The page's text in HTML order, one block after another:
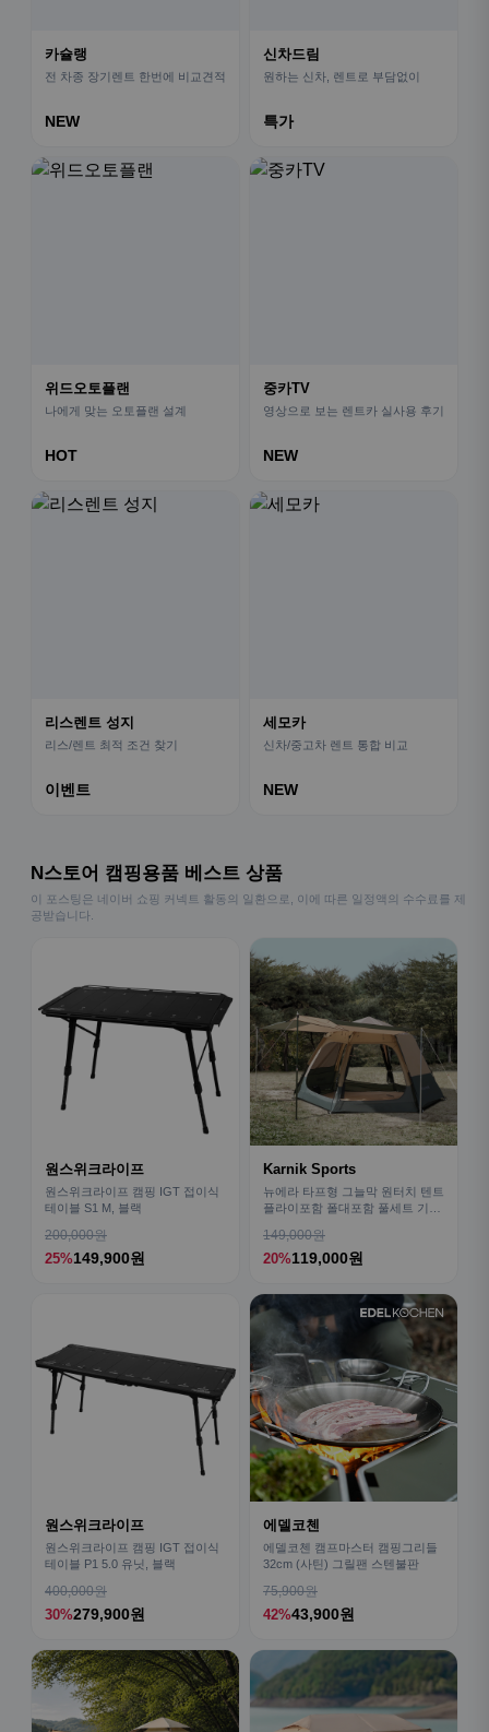
카슐랭
전 차종 장기렌트 한번에 비교견적
NEW
신차드림
원하는 신차, 렌트로 부담없이
특가
위드오토플랜
나에게 맞는 오토플랜 설계
HOT
중카TV
영상으로 보는 렌트카 실사용 후기
NEW
리스렌트 성지
리스/렌트 최적 조건 찾기
이벤트
세모카
신차/중고차 렌트 통합 비교
NEW
N스토어 캠핑용품 베스트 상품
이 포스팅은 네이버 쇼핑 커넥트 활동의 일환으로, 이에 따른 일정액의 수수료를 제
공받습니다.
원스위크라이프
원스위크라이프 캠핑 IGT 접이식
테이블 S1 M, 블랙
200,000원
25%149,900원
Karnik Sports
뉴에라 타프형 그늘막 원터치 텐트
플라이포함 폴대포함 풀세트 기본
149,000원
20%119,000원
원스위크라이프
원스위크라이프 캠핑 IGT 접이식
테이블 P1 5.0 유닛, 블랙
400,000원
30%279,900원
에델코첸
에델코첸 캠프마스터 캠핑그리들
32cm (사틴) 그릴팬 스텐불판
75,900원
42%43,900원